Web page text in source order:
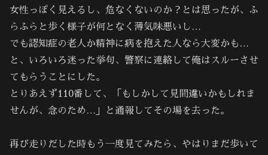
女性っぽく見えるし、危なくないのか？とは思ったが、ふ
らふらと歩く様子が何となく薄気味悪いし…
でも認知症の老人か精神に病を抱えた人なら大変かも…
と、いろいろ迷った挙句、警察に連絡して俺はスルーさせ
てもらうことにした。
とりあえず110番して、「もしかして見間違いかもしれま
せんが、念のため…」と通報してその場を去った。
再び走りだした時もう一度見てみたら、やはりまだ歩いて